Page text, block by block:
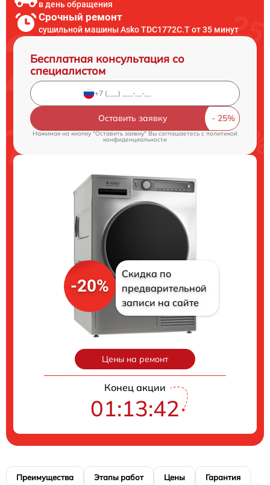
в день обращения
Срочный ремонт
сушильной машины Asko TDC1772C.T от 35 минут
Бесплатная консультация со
специалистом
Оставить заявку
Нажимая на кнопку "Оставить заявку" Вы соглашаетесь cполитикой
конфиденциальности
-20%
Скидка по
предварительной
записи на сайте
Цены на ремонт
Конец акции
01:13:41
Преимущества Этапы работ Цены Гарантия